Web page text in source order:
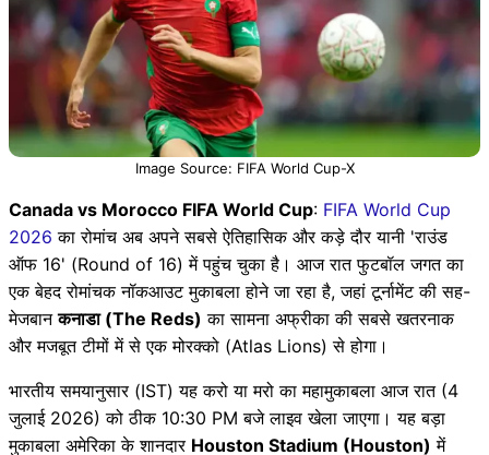
Image Source: FIFA World Cup-X
Canada vs Morocco FIFA World Cup: FIFA World Cup
2026 का रोमांच अब अपने सबसे ऐतिहासिक और कड़े दौर यानी 'राउंड
ऑफ 16' (Round of 16) में पहुंच चुका है। आज रात फुटबॉल जगत का
एक बेहद रोमांचक नॉकआउट मुकाबला होने जा रहा है, जहां टूर्नामेंट की सह-
मेजबानकनाडा (The Reds) का सामना अफ्रीका की सबसे खतरनाक
और मजबूत टीमों में से एक मोरक्को (Atlas Lions) से होगा।
भारतीय समयानुसार (IST) यह करो या मरो का महामुकाबला आज रात (4
जुलाई 2026) को ठीक 10:30 PM बजे लाइव खेला जाएगा। यह बड़ा
मुकाबला अमेरिका के शानदार Houston Stadium (Houston) में